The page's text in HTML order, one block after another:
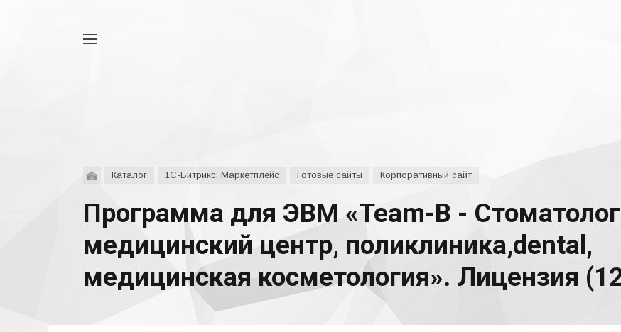
Каталог 1С-Битрикс: Маркетплейс Готовые сайты Корпоративный сайт
Программа для ЭВМ «Team-B -
медицинский центр, поликлиника,dental,
медицинская косметология». Лицензия